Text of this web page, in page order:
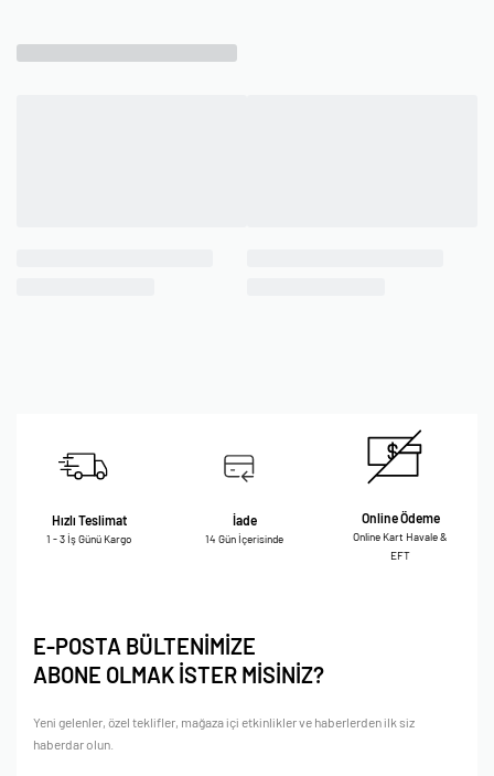
Hızlı Teslimat
1 - 3 İş Günü Kargo
İade
14 Gün İçerisinde
Online Ödeme
Online Kart Havale &
EFT
E-POSTA BÜLTENİMİZE
ABONE OLMAK İSTER MİSİNİZ?
Yeni gelenler, özel teklifler, mağaza içi etkinlikler ve haberlerden ilk siz
haberdar olun.